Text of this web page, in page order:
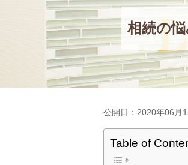
相続の
公開日：2020年06月
Table of